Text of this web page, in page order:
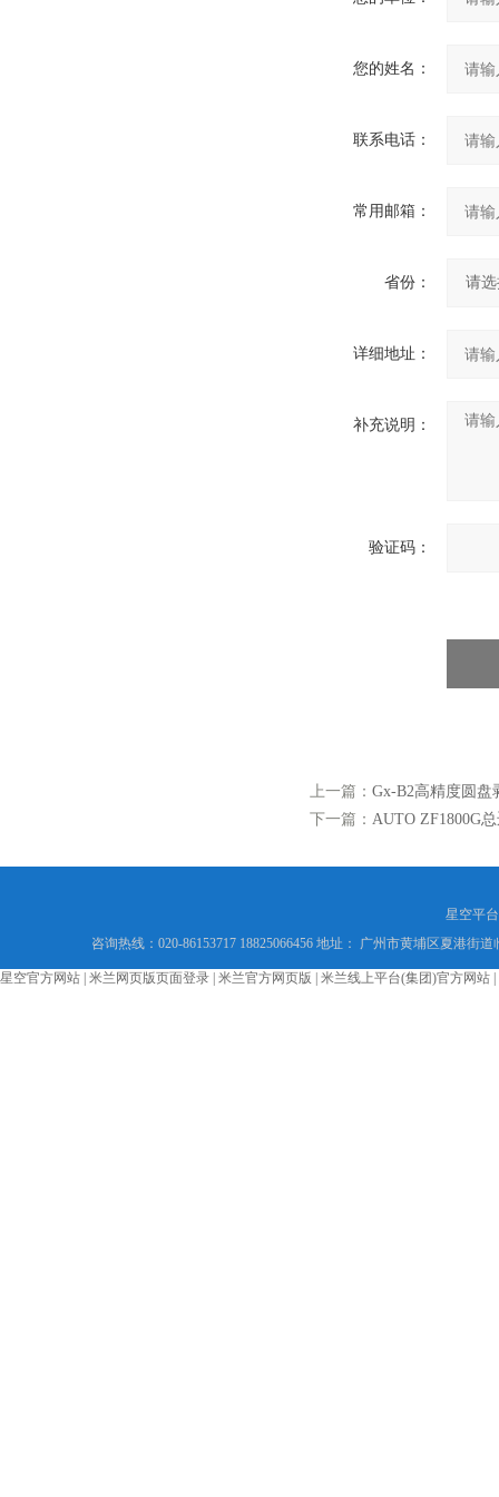
您的姓名：
联系电话：
常用邮箱：
省份：
详细地址：
补充说明：
验证码：
上一篇： Gx-B2高精度圆盘
下一篇： AUTO ZF1800G
星空平
咨询热线：020-86153717 18825066456 地址： 广州市黄埔区夏港街
星空官方网站 米兰网页版页面登录 米兰官方网页版 米兰线上平台(集团)官方网站